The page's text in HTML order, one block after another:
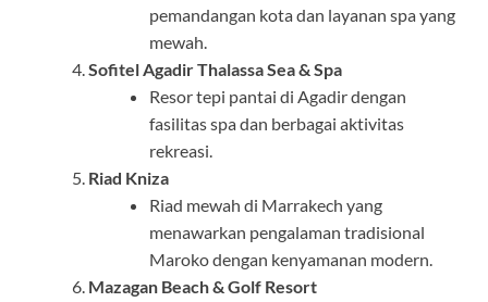
pemandangan kota dan layanan spa yang
mewah.
Sofitel Agadir Thalassa Sea & Spa
Resor tepi pantai di Agadir dengan
fasilitas spa dan berbagai aktivitas
rekreasi.
Riad Kniza
Riad mewah di Marrakech yang
menawarkan pengalaman tradisional
Maroko dengan kenyamanan modern.
Mazagan Beach & Golf Resort